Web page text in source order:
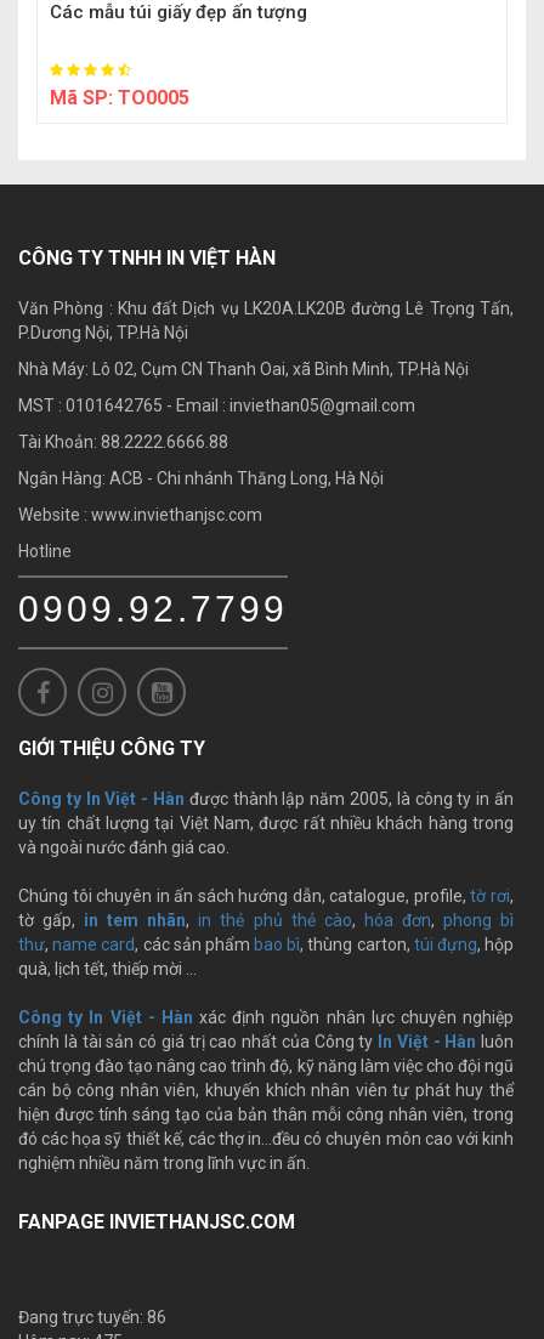
Các mẫu túi giấy đẹp ấn tượng
Mã SP: TO0005
CÔNG TY TNHH IN VIỆT HÀN
Văn Phòng : Khu đất Dịch vụ LK20A.LK20B đường Lê Trọng Tấn,
P.Dương Nội, TP.Hà Nội
Nhà Máy: Lô 02, Cụm CN Thanh Oai, xã Bình Minh, TP.Hà Nội
MST : 0101642765 - Email : inviethan05@gmail.com
Tài Khoản: 88.2222.6666.88
Ngân Hàng: ACB - Chi nhánh Thăng Long, Hà Nội
Website : www.inviethanjsc.com
Hotline
0909.92.7799
GIỚI THIỆU CÔNG TY
Công ty In Việt - Hàn được thành lập năm 2005, là công ty in ấn
uy tín chất lượng tại Việt Nam, được rất nhiều khách hàng trong
và ngoài nước đánh giá cao.
Chúng tôi chuyên in ấn sách hướng dẫn, catalogue, profile,tờ rơi,
tờ gấp, in tem nhãn,in thẻ phủ thẻ cào, hóa đơn, phong bì
thư,name card, các sản phẩm bao bì, thùng carton, túi đựng, hộp
quà, lịch tết, thiếp mời …
Công ty In Việt - Hàn xác định nguồn nhân lực chuyên nghiệp
chính là tài sản có giá trị cao nhất của Công ty In Việt - Hàn luôn
chú trọng đào tạo nâng cao trình độ, kỹ năng làm việc cho đội ngũ
cán bộ công nhân viên, khuyến khích nhân viên tự phát huy thể
hiện được tính sáng tạo của bản thân mỗi công nhân viên, trong
đó các họa sỹ thiết kế, các thợ in…đều có chuyên môn cao với kinh
nghiệm nhiều năm trong lĩnh vực in ấn.
FANPAGE INVIETHANJSC.COM
Đang trực tuyến: 86